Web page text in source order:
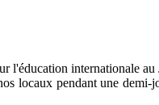
internationale
locaux pendant une demi-